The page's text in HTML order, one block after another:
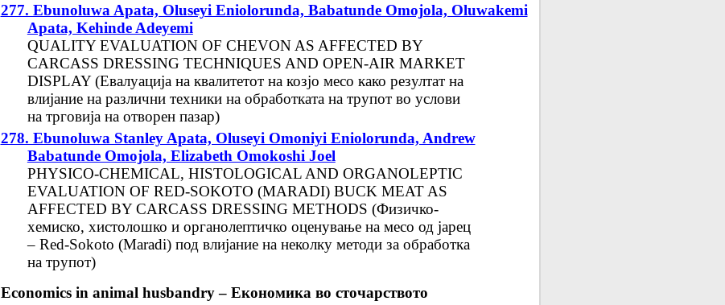
277. Ebunoluwa Apata, Oluseyi Eniolorunda, Babatunde Omojola, Oluwakemi
Apata, Kehinde Adeyemi
QUALITY EVALUATION OF CHEVON AS AFFECTED BY
CARCASS DRESSING TECHNIQUES AND OPEN-AIR MARKET
DISPLAY (Евалуација на квалитетот на козјо месо како резултат на
влијание на различни техники на обработката на трупот во услови
на трговија на отворен пазар)
278. Ebunoluwa Stanley Apata, Oluseyi Omoniyi Eniolorunda, Andrew
Babatunde Omojola, Elizabeth Omokoshi Joel
PHYSICO-CHEMICAL, HISTOLOGICAL AND ORGANOLEPTIC
EVALUATION OF RED-SOKOTO (MARADI) BUCK MEAT AS
AFFECTED BY CARCASS DRESSING METHODS (Физичко-
хемиско, хистолошко и органолептичко оценување на месо од јарец
– Red-Sokoto (Maradi) под влијание на неколку методи за обработка
на трупот)
Economics in animal husbandry – Економика во сточарството